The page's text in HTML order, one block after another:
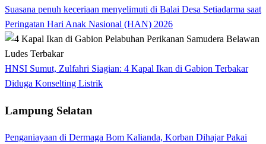
Suasana penuh keceriaan menyelimuti di Balai Desa Setiadarma saat
Peringatan Hari Anak Nasional (HAN) 2026
HNSI Sumut, Zulfahri Siagian: 4 Kapal Ikan di Gabion Terbakar
Diduga Konselting Listrik
Lampung Selatan
Penganiayaan di Dermaga Bom Kalianda, Korban Dihajar Pakai